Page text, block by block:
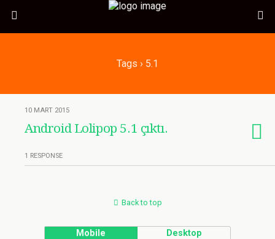
Tags › 5.1
10 MART 2015
Android Lolipop 5.1 çıktı.
1 RESPONSE
Back to top
Mobile Desktop